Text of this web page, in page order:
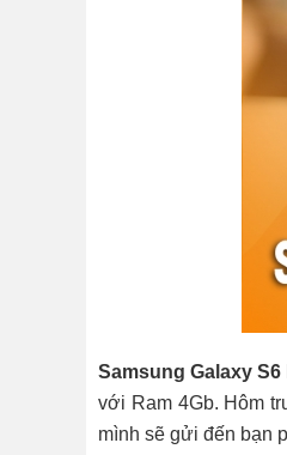
Samsung Galaxy S6
với Ram 4Gb. Hôm
mình sẽ gửi đến bạn